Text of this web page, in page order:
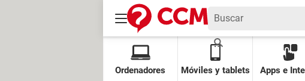
Ordenadores Móviles y tablets Apps e